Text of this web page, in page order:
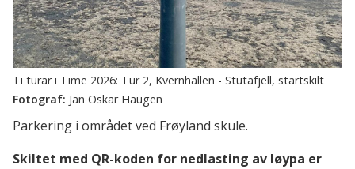
Ti turar i Time 2026: Tur 2, Kvernhallen - Stutafjell, startskilt
Jan Oskar Haugen
Parkering i området ved Frøyland skule.
Skiltet med QR-koden for nedlasting av løypa er